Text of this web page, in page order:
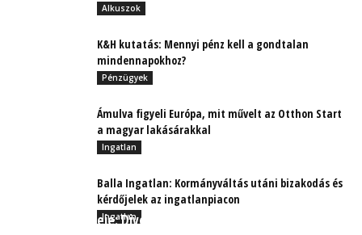
Alkuszok
K&H kutatás: Mennyi pénz kell a gondtalan
mindennapokhoz?
Pénzügyek
Ámulva figyeli Európa, mit művelt az Otthon Start
a magyar lakásárakkal
Ingatlan
Balla Ingatlan: Kormányváltás utáni bizakodás és
kérdőjelek az ingatlanpiacon
Ingatlan
Az álmok ereje: Divéki Zoltán az álmai és a